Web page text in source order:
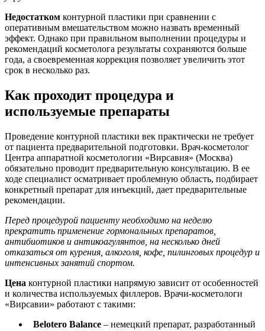
Недостатком контурной пластики при сравнении с
оперативным вмешательством можно назвать временный
эффект. Однако при правильном выполнении процедуры и
рекомендаций косметолога результаты сохраняются больше
года, а своевременная коррекция позволяет увеличить этот
срок в несколько раз.
Как проходит процедура и
используемые препараты
Проведение контурной пластики век практически не требует
от пациента предварительной подготовки. Врач-косметолог
Центра аппаратной косметологии «Вирсавия» (Москва)
обязательно проводит предварительную консультацию. В ее
ходе специалист осматривает проблемную область, подбирает
конкретный препарат для инъекций, дает предварительные
рекомендации.
Перед процедурой пациенту необходимо на неделю
прекратить применение гормональных препаратов,
антибиотиков и антикоагулянтов, на несколько дней
отказаться от курения, алкоголя, кофе, пилинговых процедур и
интенсивных занятий спортом.
Цена контурной пластики напрямую зависит от особенностей
и количества используемых филлеров. Врачи-косметологи
«Вирсавии» работают с такими:
Belotero Balance – немецкий препарат, разработанный